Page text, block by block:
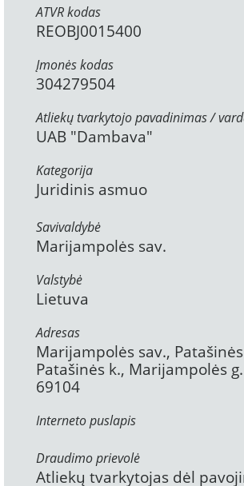
ATVR kodas
REOBJ0015400
Įmonės kodas
304279504
Atliekų tvarkytojo pavadinimas /
UAB "Dambava"
Kategorija
Juridinis asmuo
Savivaldybė
Marijampolės sav.
Valstybė
Lietuva
Adresas
Marijampolės sav.,
Patašinės k., Marijampolės
69104
Interneto puslapis
Draudimo prievolė
Atliekų tvarkytojas dėl